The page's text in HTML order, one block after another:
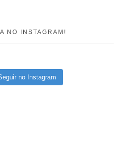
NO INSTAGRAM!
no Instagram